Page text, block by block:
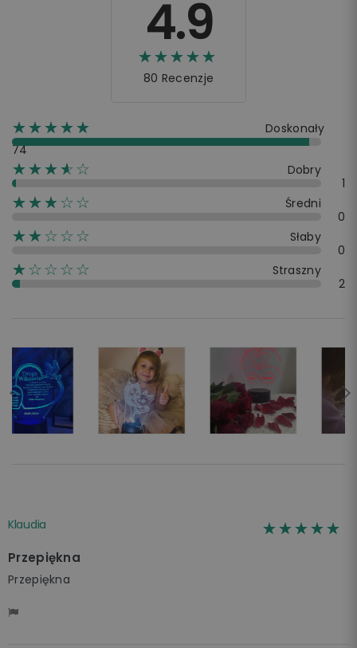
4.9
☆☆☆☆☆
★★★★★
80 Recenzje
☆☆☆☆☆
★★★★★
Doskonały
74
☆☆☆☆☆
★★★★
Dobry
1
☆☆☆☆☆
★★★
Średni
0
☆☆☆☆☆
★★
Słaby
0
☆☆☆☆☆
★
Straszny
2
Klaudia ☆☆☆☆☆
★★★★★
Przepiękna
Przepiękna